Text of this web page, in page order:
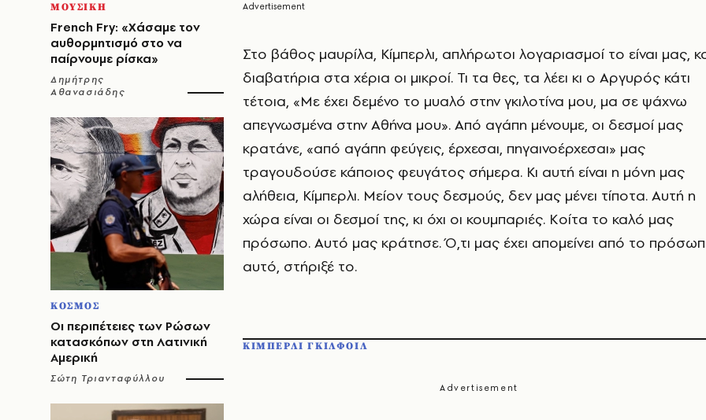
ΜΟΥΣΙΚΗ
French Fry: «Χάσαμε τον
αυθορμητισμό στο να
παίρνουμε ρίσκα»
Δημήτρης
Αθανασιάδης
ΚΟΣΜΟΣ
Οι περιπέτειες των Ρώσων
κατασκόπων στη Λατινική
Αμερική
Σώτη Τριανταφύλλου
Στο βάθος μαυρίλα, Κίμπερλι, απλήρωτοι λογαριασμοί το είναι μας,
διαβατήρια στα χέρια οι μικροί. Τι τα θες, τα λέει κι ο Αργυρός κάτι
τέτοια, «Με έχει δεμένο το μυαλό στην γκιλοτίνα μου, μα σε ψάχνω
απεγνωσμένα στην Αθήνα μου». Από αγάπη μένουμε, οι δεσμοί μας
κρατάνε, «από αγάπη φεύγεις, έρχεσαι, πηγαινοέρχεσαι» μας
τραγουδούσε κάποιος φευγάτος σήμερα. Κι αυτή είναι η μόνη μας
αλήθεια, Κίμπερλι. Μείον τους δεσμούς, δεν μας μένει τίποτα. Αυτή η
χώρα είναι οι δεσμοί της, κι όχι οι κουμπαριές. Κοίτα το καλό μας
πρόσωπο. Αυτό μας κράτησε. Ό,τι μας έχει απομείνει από το
αυτό, στήριξέ το.
ΚΙΜΠΕΡΛΙ ΓΚΙΛΦΟΙΛ